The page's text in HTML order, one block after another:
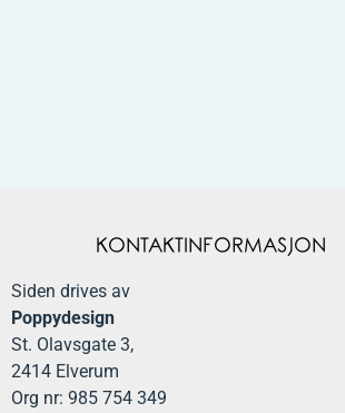
KONTAKTINFORMASJON
Siden drives av
Poppydesign
St. Olavsgate 3,
2414 Elverum
Org nr: 985 754 349